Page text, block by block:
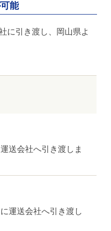
能
に引き渡し、岡山県よ
送会社へ引き渡しま
に運送会社へ引き渡し